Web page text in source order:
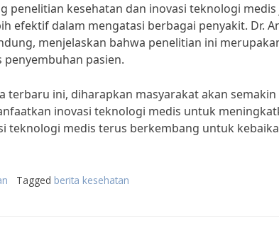
penelitian kesehatan dan inovasi teknologi
efektif dalam mengatasi berbagai penyakit. Dr.
menjelaskan bahwa penelitian ini
pasien.
terbaru ini, diharapkan masyarakat akan
inovasi teknologi medis untuk
teknologi medis terus berkembang untuk
Tagged berita kesehatan